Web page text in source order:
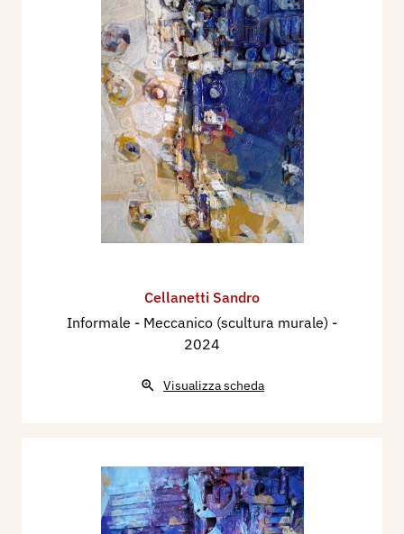
Cellanetti Sandro
Informale - Meccanico (scultura murale) -
2024
Visualizza scheda